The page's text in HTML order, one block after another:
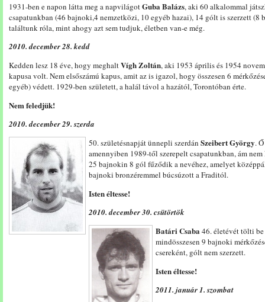
1931-ben e napon látta meg a napvilágotGuba Balázs, aki 60 alkalommal
csapatunkban (46 bajnoki,4 nemzetközi, 10 egyéb hazai), 14 gólt is szerzett (8
találtunk róla, mint ahogy azt sem tudjuk, életben van-e még.
2010. december 28. kedd
Kedden lesz 18 éve, hogy meghaltVígh Zoltán, aki 1953 április és 1954
kapusa volt. Nem elsőszámú kapus, amit az is igazol, hogy összesen 6
egyéb) védett. 1929-ben született, a halál távol a hazától, Torontóban érte.
Nem feledjük!
2010. december 29. szerda
50. születésnapját ünnepli szerdán Szeibert György.
amennyiben 1989-től szerepelt csapatunkban, ám
25 bajnokin 8 gól fűződik a nevéhez, amelyet
bajnoki bronzéremmel búcsúzott a Fraditól.
Isten éltesse!
2010. december 30. csütörtök
Batári Csaba 46. életévét tölti
mindösszesen 9 bajnoki
csereként, gólt nem szerzett.
Isten éltesse!
2011. január 1. szombat